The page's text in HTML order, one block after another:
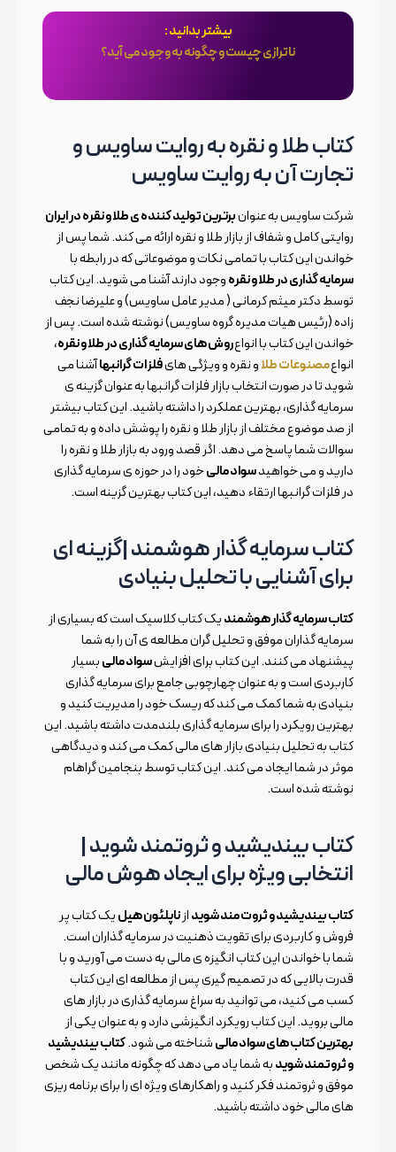
بیشتر بدانید :
ناترازی چیست و چگونه به وجود می آید؟
کتاب طلا و نقره به روایت ساویس و
تجارت آن به روایت ساویس
شرکت ساویس به عنوانبرترین تولید کننده ی طلا و نقره در ایران
روایتی کامل و شفاف از بازار طلا و نقره ارائه می کند. شما پس از
خواندن این کتاب با تمامی نکات و موضوعاتی که در رابطه با
سرمایه گذاری در طلا و نقرهوجود دارند آشنا می شوید. این کتاب
توسط دکتر میثم کرمانی ( مدیر عامل ساویس) و علیرضا نجف
زاده (رئیس هیات مدیره گروه ساویس) نوشته شده است. پس از
خواندن این کتاب با انواعروش های سرمایه گذاری در طلا و نقره،
انواعمصنوعات طلاو نقره و ویژگی هایفلزات گرانبهاآشنا می
شوید تا در صورت انتخاب بازار فلزات گرانبها به عنوان گزینه ی
سرمایه گذاری، بهترین عملکرد را داشته باشید. این کتاب بیشتر
از صد موضوع مختلف از بازار طلا و نقره را پوشش داده و به تمامی
سوالات شما پاسخ می دهد. اگر قصد ورود به بازار طلا و نقره را
دارید و می خواهیدسواد مالیخود را در حوزه ی سرمایه گذاری
در فلزات گرانبها ارتقاء دهید، این کتاب بهترین گزینه است.
کتاب سرمایه گذار هوشمند |گزینه ای
برای آشنایی با تحلیل بنیادی
کتاب سرمایه گذار هوشمندیک کتاب کلاسیک است که بسیاری از
سرمایه گذاران موفق و تحلیل گران مطالعه ی آن را به شما
پیشنهاد می کنند. این کتاب برای افزایشسواد مالیبسیار
کاربردی است و به عنوان چهارچوبی جامع برای سرمایه گذاری
بنیادی به شما کمک می کند که ریسک خود را مدیریت کنید و
بهترین رویکرد را برای سرمایه گذاری بلندمدت داشته باشید. این
کتاب به تحلیل بنیادی بازار های مالی کمک می کند و دیدگاهی
موثر در شما ایجاد می کند. این کتاب توسط بنجامین گراهام
نوشته شده است.
کتاب بیندیشید و ثروتمند شوید |
انتخابی ویژه برای ایجاد هوش مالی
کتاب بیندیشید و ثروت مند شویدازناپلئون هیلیک کتاب پر
فروش و کاربردی برای تقویت ذهنیت در سرمایه گذاران است.
شما با خواندن این کتاب انگیزه ی مالی به دست می آورید و با
قدرت بالایی که در تصمیم گیری پس از مطالعه ای این کتاب
کسب می کنید، می توانید به سراغ سرمایه گذاری در بازار های
مالی بروید. این کتاب رویکرد انگیزشی دارد و به عنوان یکی از
بهترین کتاب های سواد مالیشناخته می شود.کتاب بیندیشید
و ثروتمند شویدبه شما یاد می دهد که چگونه مانند یک شخص
موفق و ثروتمند فکر کنید و راهکارهای ویژه ای را برای برنامه ریزی
های مالی خود داشته باشید.